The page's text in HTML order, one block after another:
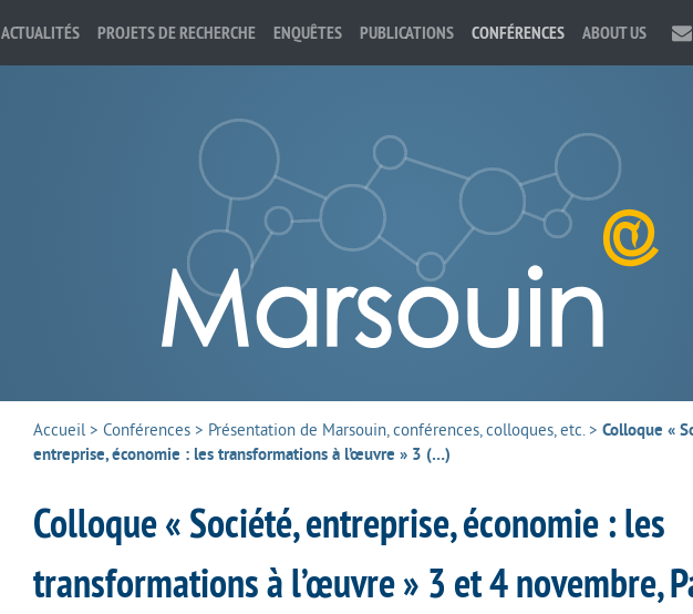
ACTUALITÉS PROJETS DE RECHERCHE ENQUÊTES PUBLICATIONS CONFÉRENCES ABOUT US
Accueil> Conférences > Présentation de Marsouin, conférences, colloques, etc.> Colloque «
entreprise, économie : les transformations à l’œuvre » 3 (…)
Colloque « Société, entreprise, économie : les
transformations à l’œuvre » 3 et 4 novembre,